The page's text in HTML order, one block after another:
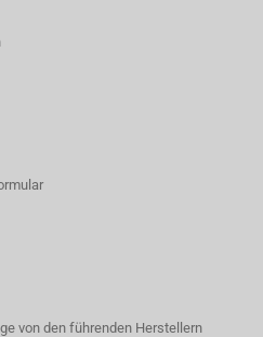
von den führenden Herstellern